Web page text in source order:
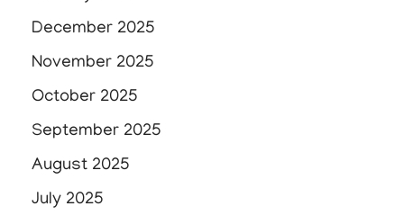
December 2025
November 2025
October 2025
September 2025
August 2025
July 2025